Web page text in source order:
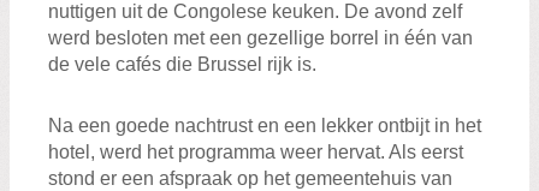
nuttigen uit de Congolese keuken. De avond zelf
werd besloten met een gezellige borrel in één van
de vele cafés die Brussel rijk is.
Na een goede nachtrust en een lekker ontbijt in het
hotel, werd het programma weer hervat. Als eerst
stond er een afspraak op het gemeentehuis van